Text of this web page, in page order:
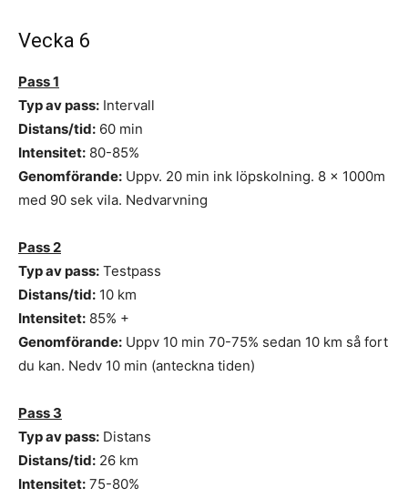
Vecka 6
Pass 1
Typ av pass: Intervall
Distans/tid: 60 min
Intensitet: 80-85%
Genomförande: Uppv. 20 min ink löpskolning. 8 x 1000m
med 90 sek vila. Nedvarvning
Pass 2
Typ av pass: Testpass
Distans/tid: 10 km
Intensitet: 85% +
Genomförande: Uppv 10 min 70-75% sedan 10 km så fort
du kan. Nedv 10 min (anteckna tiden)
Pass 3
Typ av pass: Distans
Distans/tid: 26 km
Intensitet: 75-80%